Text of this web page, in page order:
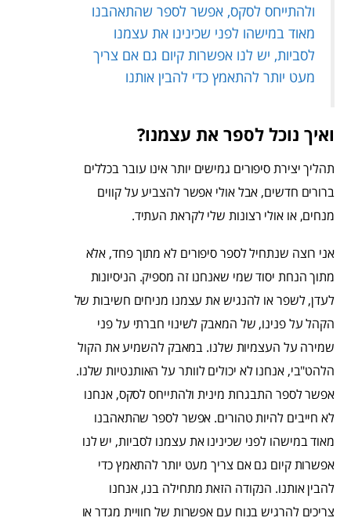
ולהתייחס לסקס, אפשר לספר שהתאהבנו
מאוד במישהו לפני שכינינו את עצמנו
לסביות, יש לנו אפשרות קיום גם אם צריך
מעט יותר להתאמץ כדי להבין אותנו
ואיך נוכל לספר את עצמנו?
תהליך יצירת סיפורים גמישים יותר אינו עובר בכללים
ברורים חדשים, אבל אולי אפשר להצביע על קווים
מנחים, או אולי רצונות שלי לקראת העתיד.
אני רוצה שנתחיל לספר סיפורים לא מתוך פחד, אלא
מתוך הנחת יסוד שמי שאנחנו זה מספיק. הניסיונות
לעדן, לשפר או להנגיש את עצמנו מניחים חשיבות של
הקהל על פנינו, של המאבק לשינוי חברתי על פני
שמירה על העצמיות שלנו. במאבק להשמיע את הקול
הלהט"בי, אנחנו לא יכולים לוותר על האותנטיות שלנו.
אפשר לספר התבגרות מינית ולהתייחס לסקס, אנחנו
לא חייבים להיות טהורים. אפשר לספר שהתאהבנו
מאוד במישהו לפני שכינינו את עצמנו לסביות, יש לנו
אפשרות קיום גם אם צריך מעט יותר להתאמץ כדי
להבין אותנו. הנקודה הזאת מתחילה בנו, אנחנו
צריכים להרגיש בנוח עם אפשרות של חוויית מגדר או